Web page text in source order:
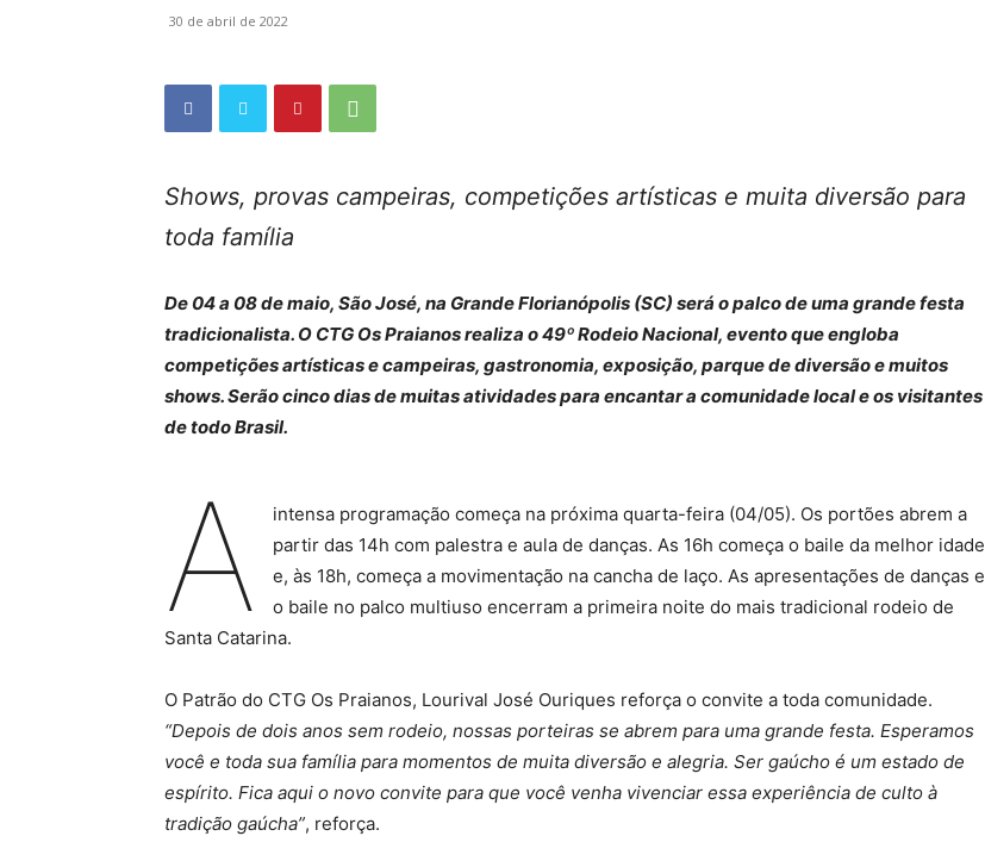
30 de abril de 2022
Shows, provas campeiras, competições artísticas e muita diversão para
toda família
De 04 a 08 de maio, São José, na Grande Florianópolis (SC) será o palco de uma grande festa
tradicionalista. O CTG Os Praianos realiza o 49º Rodeio Nacional, evento que engloba
competições artísticas e campeiras, gastronomia, exposição, parque de diversão e muitos
shows. Serão cinco dias de muitas atividades para encantar a comunidade local e os visitantes
de todo Brasil.
A
intensa programação começa na próxima quarta-feira (04/05). Os portões abrem a
partir das 14h com palestra e aula de danças. As 16h começa o baile da melhor idade
e, às 18h, começa a movimentação na cancha de laço. As apresentações de danças e
o baile no palco multiuso encerram a primeira noite do mais tradicional rodeio de
Santa Catarina.
O Patrão do CTG Os Praianos, Lourival José Ouriques reforça o convite a toda comunidade.
“Depois de dois anos sem rodeio, nossas porteiras se abrem para uma grande festa. Esperamos
você e toda sua família para momentos de muita diversão e alegria. Ser gaúcho é um estado de
espírito. Fica aqui o novo convite para que você venha vivenciar essa experiência de culto à
tradição gaúcha”, reforça.